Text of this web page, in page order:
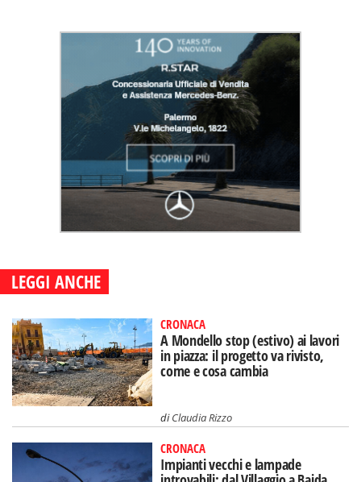
LEGGI ANCHE
CRONACA
A Mondello stop (estivo) ai lavori
in piazza: il progetto va rivisto,
come e cosa cambia
diClaudia Rizzo
CRONACA
Impianti vecchi e lampade